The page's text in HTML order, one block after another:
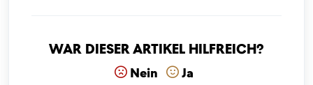
War dieser Artikel hilfreich?
Nein Ja